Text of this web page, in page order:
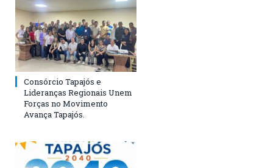
Consórcio Tapajós e
Lideranças Regionais Unem
Forças no Movimento
Avança Tapajós.